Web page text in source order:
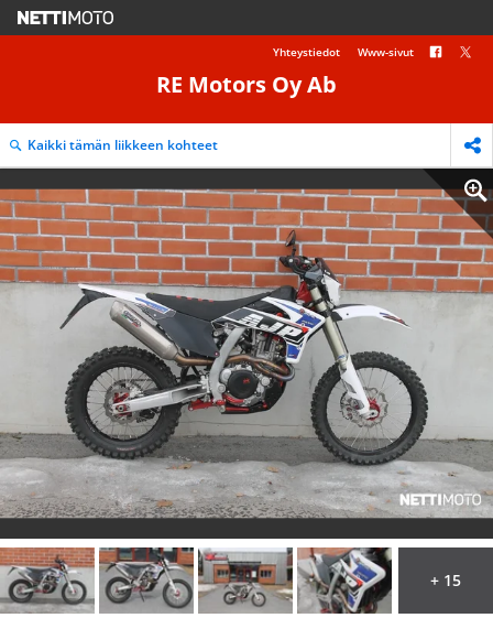
RE Motors Oy Ab
Yhteystiedot Www-sivut
Kaikki tämän liikkeen kohteet
+ 15